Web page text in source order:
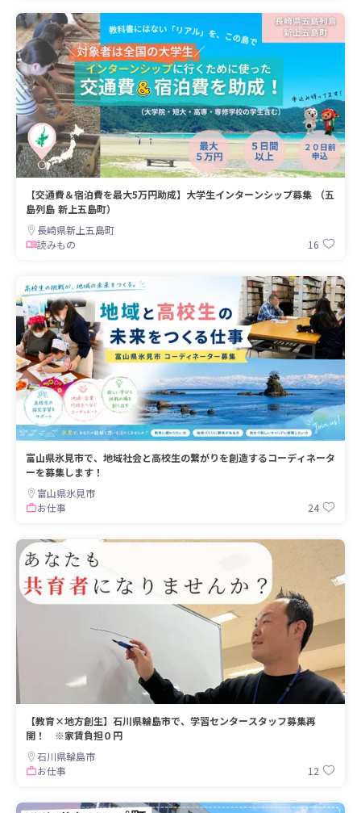
【交通費＆宿泊費を最大5万円助成】大学生インターンシップ募集 （五
島列島 新上五島町）
長崎県新上五島町
読みもの
16
富山県氷見市で、地域社会と高校生の繋がりを創造するコーディネータ
ーを募集します！
富山県氷見市
お仕事
24
【教育×地方創生】石川県輪島市で、学習センタースタッフ募集再
開！ ※家賃負担０円
石川県輪島市
お仕事
12